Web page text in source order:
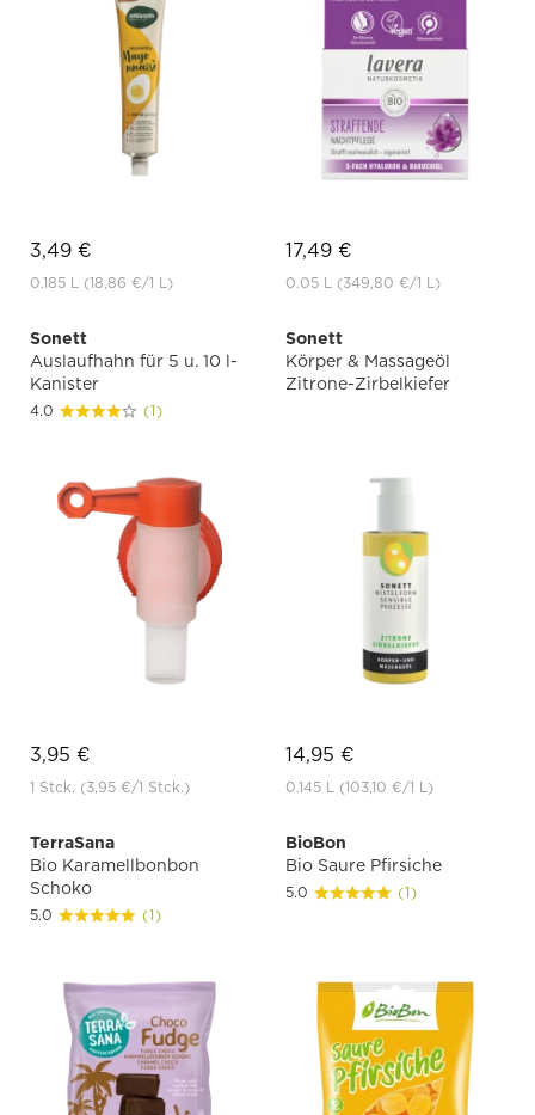
3,49 €
0.185 L (18,86 €/1 L)
17,49 €
0.05 L (349,80 €/1 L)
Sonett
Auslaufhahn für 5 u. 10 l-
Kanister
4.0 (1)
3,95 €
1 Stck. (3,95 €/1 Stck.)
Sonett
Körper & Massageöl
Zitrone-Zirbelkiefer
14,95 €
0.145 L (103,10 €/1 L)
TerraSana
Bio Karamellbonbon
Schoko
5.0 (1)
BioBon
Bio Saure Pfirsiche
5.0 (1)